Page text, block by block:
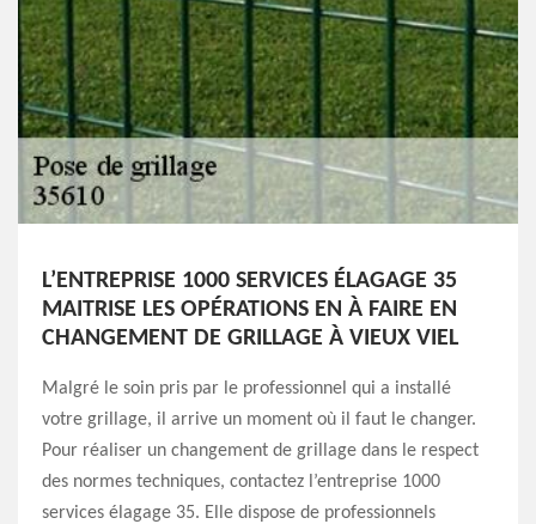
L’ENTREPRISE 1000 SERVICES ÉLAGAGE 35
MAITRISE LES OPÉRATIONS EN À FAIRE EN
CHANGEMENT DE GRILLAGE À VIEUX VIEL
Malgré le soin pris par le professionnel qui a installé
votre grillage, il arrive un moment où il faut le changer.
Pour réaliser un changement de grillage dans le respect
des normes techniques, contactez l’entreprise 1000
services élagage 35. Elle dispose de professionnels